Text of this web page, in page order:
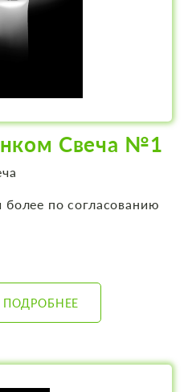
Свеча №1
по согласованию
ПОДРОБНЕЕ